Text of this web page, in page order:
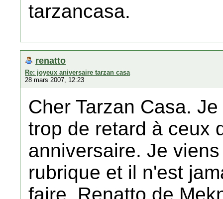
tarzancasa.
renatto
Re: joyeux aniversaire tarzan casa
28 mars 2007, 12:23
Cher Tarzan Casa.
trop de retard à ceux
anniversaire. Je
rubrique et il n'est
faire. Renatto de